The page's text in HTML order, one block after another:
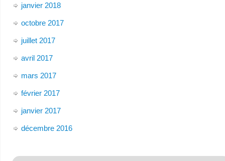
janvier 2018
octobre 2017
juillet 2017
avril 2017
mars 2017
février 2017
janvier 2017
décembre 2016